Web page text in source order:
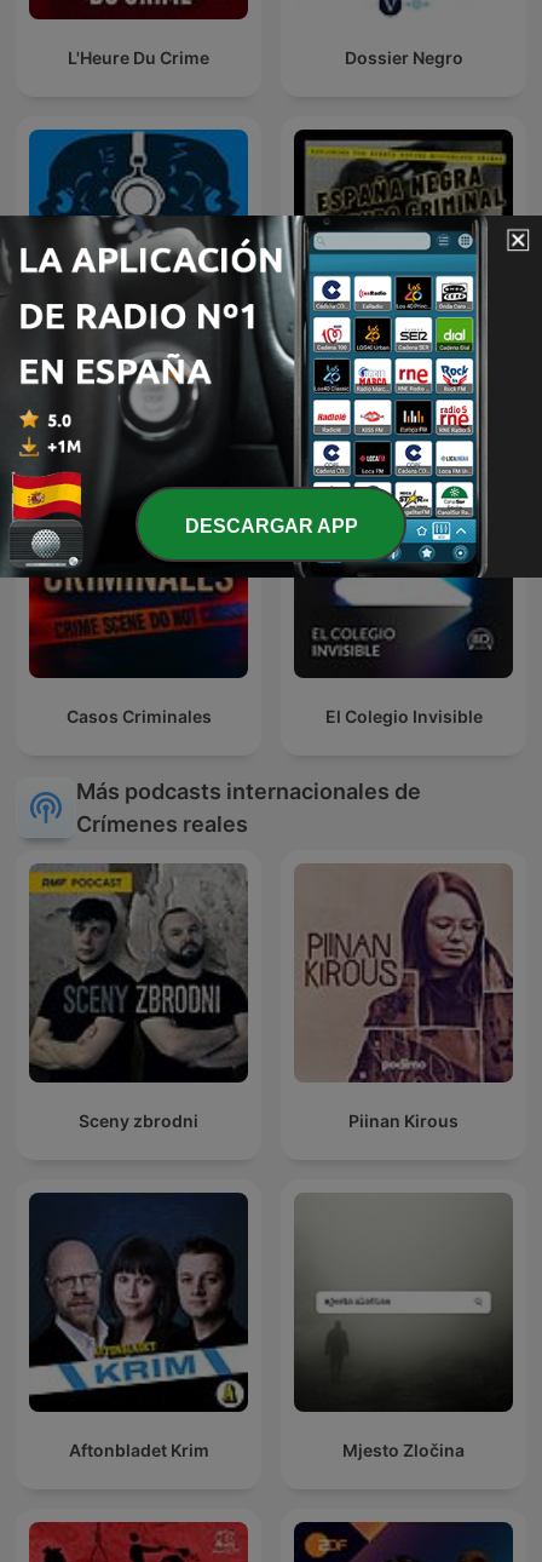
L'Heure Du Crime Dossier Negro
Terrores Nocturnos
ESPAÑA NEGRA Y MUNDO
CRIMINAL: TRUE CRIME
Casos Criminales El Colegio Invisible
Más podcasts internacionales de
Crímenes reales
Sceny zbrodni Piinan Kirous
Aftonbladet Krim Mjesto Zločina
DESCARGAR APP